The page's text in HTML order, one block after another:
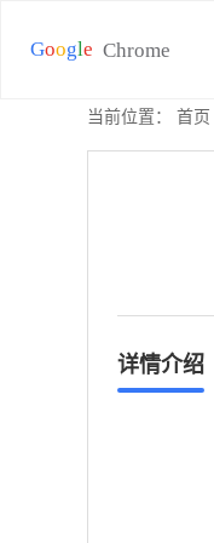
当前位置： 首页
详情介绍